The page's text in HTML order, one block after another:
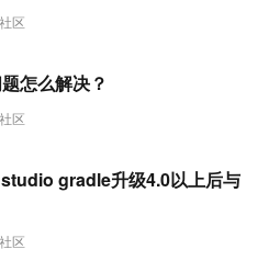
区
区
怎么解决？
区
gradle升级4.0以上后与